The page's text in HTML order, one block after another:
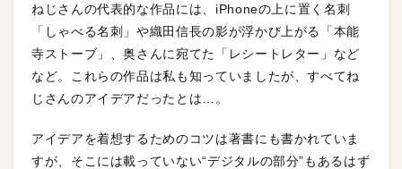
ねじさんの代表的な作品には、iPhoneの上に置く名刺
「しゃべる名刺」や織田信長の影が浮かび上がる「本能
寺ストーブ」、奥さんに宛てた「レシートレター」など
など。これらの作品は私も知っていましたが、すべてね
じさんのアイデアだったとは…。
アイデアを着想するためのコツは著書にも書かれていま
すが、そこには載っていない“デジタルの部分”もあるはず